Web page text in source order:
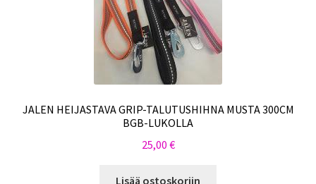
JALEN HEIJASTAVA GRIP-TALUTUSHIHNA MUSTA 300CM
BGB-LUKOLLA
25,00 €
Lisää ostoskoriin